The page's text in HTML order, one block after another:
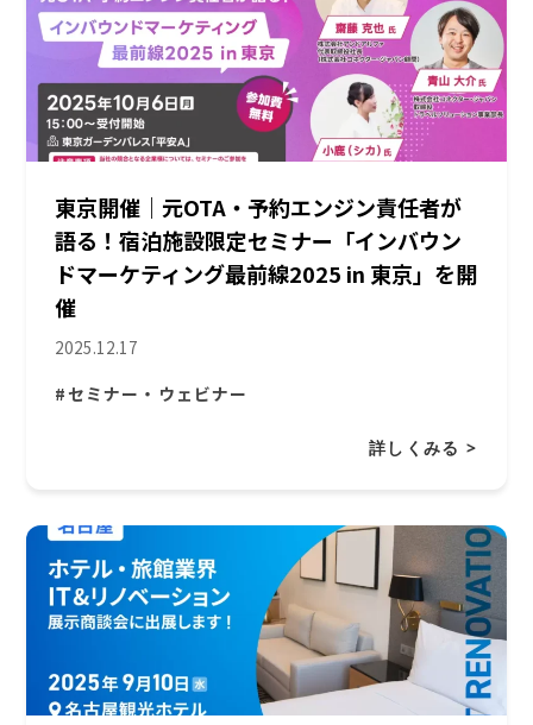
東京開催｜元OTA・予約エンジン責任者が
語る！宿泊施設限定セミナー「インバウン
ドマーケティング最前線2025 in 東京」を開
催
2025.12.17
#セミナー・ウェビナー
詳しくみる >